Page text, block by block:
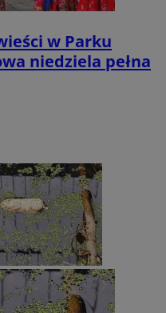
w Parku
niedziela pełna